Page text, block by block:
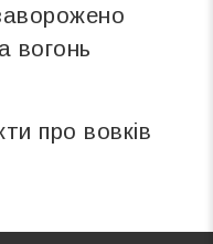
вогонь
про вовків